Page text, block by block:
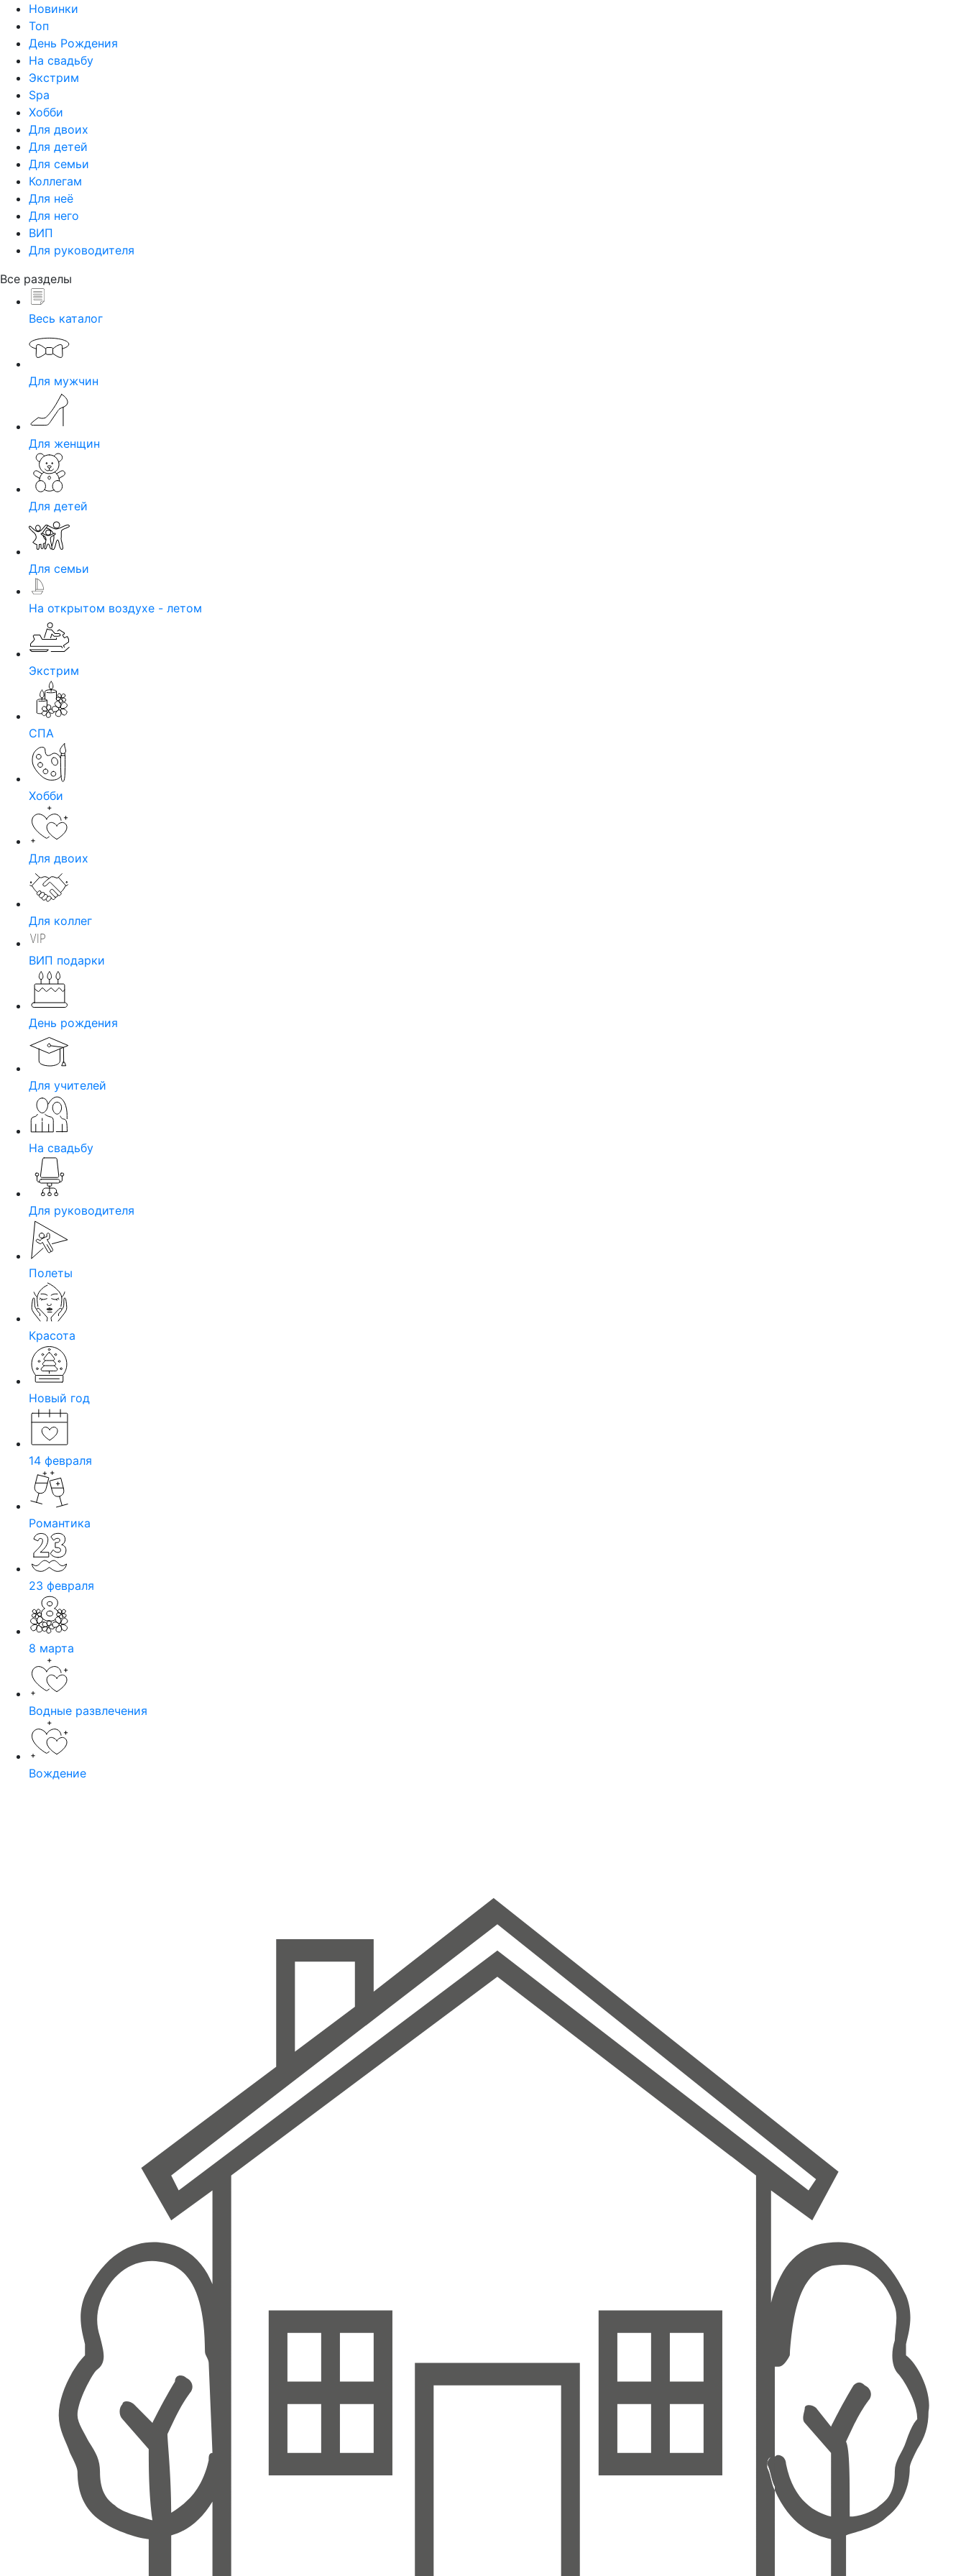
Новинки
Топ
День Рождения
На свадьбу
Экстрим
Spa
Хобби
Для двоих
Для детей
Для семьи
Коллегам
Для неё
Для него
ВИП
Для руководителя
Все разделы
Весь каталог
Для мужчин
Для женщин
Для детей
Для семьи
На открытом воздухе - летом
Экстрим
СПА
Хобби
Для двоих
Для коллег
ВИП подарки
День рождения
Для учителей
На свадьбу
Для руководителя
Полеты
Красота
Новый год
14 февраля
Романтика
23 февраля
8 марта
Водные развлечения
Вождение